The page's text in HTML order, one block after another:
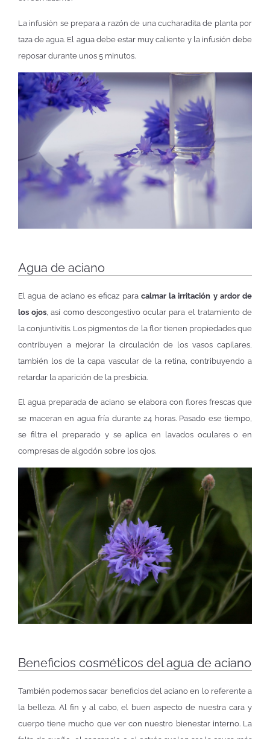
La infusión se prepara a razón de una cucharadita de planta por
taza de agua. El agua debe estar muy caliente y la infusión debe
reposar durante unos 5 minutos.
Agua de aciano
El agua de aciano es eficaz para calmar la irritación y ardor de
los ojos , así como descongestivo ocular para el tratamiento de
la conjuntivitis. Los pigmentos de la flor tienen propiedades que
contribuyen a mejorar la circulación de los vasos capilares,
también los de la capa vascular de la retina, contribuyendo a
retardar la aparición de la presbicia.
El agua preparada de aciano se elabora con flores frescas que
se maceran en agua fría durante 24 horas. Pasado ese tiempo,
se filtra el preparado y se aplica en lavados oculares o en
compresas de algodón sobre los ojos.
Beneficios cosméticos del agua de aciano
También podemos sacar beneficios del aciano en lo referente a
la belleza. Al fin y al cabo, el buen aspecto de nuestra cara y
cuerpo tiene mucho que ver con nuestro bienestar interno. La